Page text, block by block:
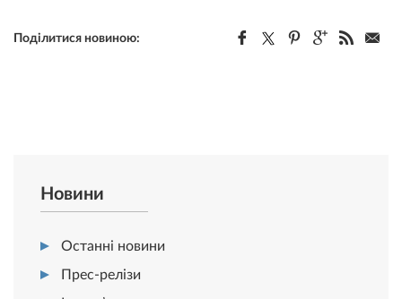
Поділитися новиною:
Новини
Останні новини
Прес-релізи